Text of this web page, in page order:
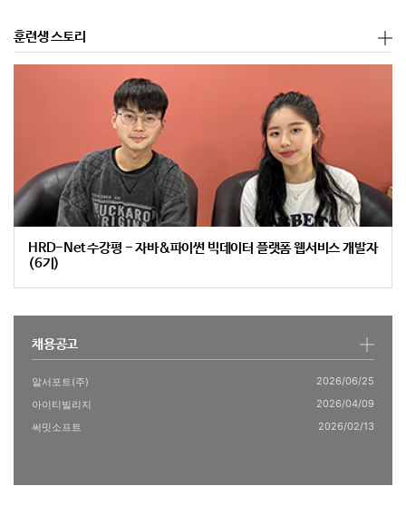
훈련생 스토리
HRD-Net 수강평 - 자바&파이썬 빅데이터 플랫폼 웹서비스 개발자
(6기)
채용공고
알서포트(주)
2026/06/25
아이티빌리지
2026/04/09
써밋소프트
2026/02/13